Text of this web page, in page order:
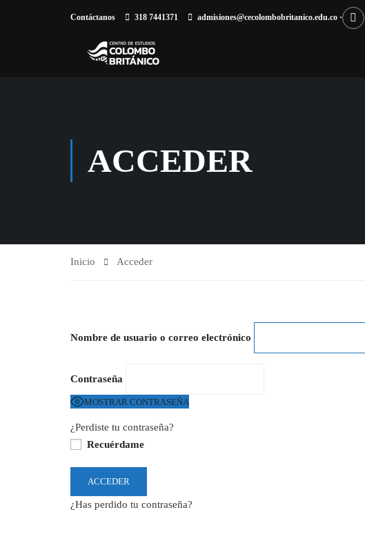
Contáctanos 318 7441371 admisiones@cecolombobritanico.edu.co ·
ACCEDER
Inicio Acceder
Nombre de usuario o correo electrónico
Contraseña
MOSTRAR CONTRASEÑA
¿Perdiste tu contraseña?
Recuérdame
¿Has perdido tu contraseña?